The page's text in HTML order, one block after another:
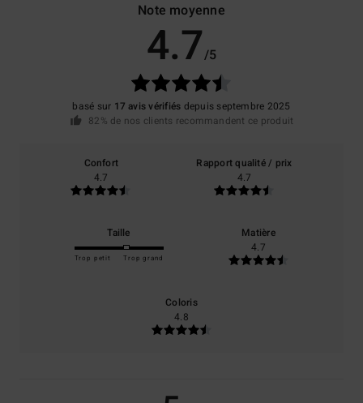
Note moyenne
4.7/5
basé sur 17 avis vérifiés depuis septembre 2025
82% de nos clients recommandent ce produit
Confort
4.7
Rapport qualité / prix
4.7
Taille
Trop petit Trop grand
Matière
4.7
Coloris
4.8